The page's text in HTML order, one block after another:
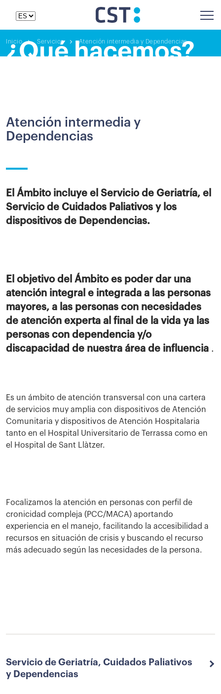
Inicio Servicios Atención intermedia y Dependencias
¿Qué hacemos?
Atención intermedia y
Dependencias
El Ámbito incluye el Servicio de Geriatría, el
Servicio de Cuidados Paliativos y los
dispositivos de Dependencias.
El objetivo del Ámbito es poder dar una
atención integral e integrada a las personas
mayores, a las personas con necesidades
de atención experta al final de la vida ya las
personas con dependencia y/o
discapacidad de nuestra área de influencia .
Es un ámbito de atención transversal con una cartera
de servicios muy amplia con dispositivos de Atención
Comunitaria y dispositivos de Atención Hospitalaria
tanto en el Hospital Universitario de Terrassa como en
el Hospital de Sant Llàtzer.
Focalizamos la atención en personas con perfil de
cronicidad compleja (PCC/MACA) aportando
experiencia en el manejo, facilitando la accesibilidad a
recursos en situación de crisis y buscando el recurso
más adecuado según las necesidades de la persona.
Servicio de Geriatría, Cuidados Paliativos
y Dependencias